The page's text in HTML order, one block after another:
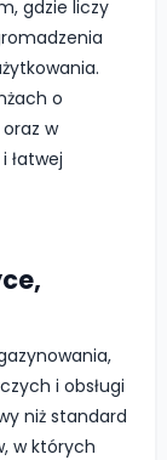
gdzie liczy
o
w
łatwej
i obsługi
niż standard
w których